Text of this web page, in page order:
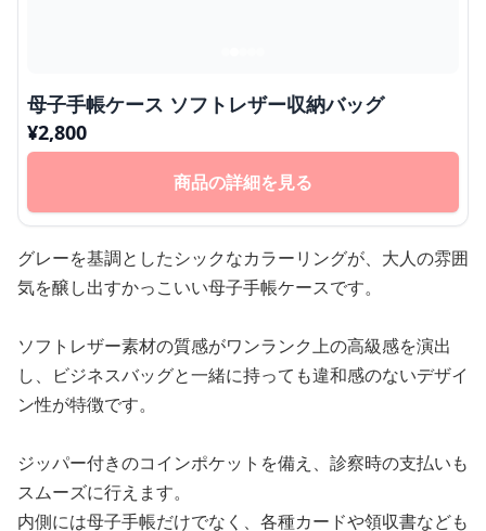
母子手帳ケース ソフトレザー収納バッグ
¥2,800
商品の詳細を見る
グレーを基調としたシックなカラーリングが、大人の雰囲
気を醸し出すかっこいい母子手帳ケースです。
ソフトレザー素材の質感がワンランク上の高級感を演出
し、ビジネスバッグと一緒に持っても違和感のないデザイ
ン性が特徴です。
ジッパー付きのコインポケットを備え、診察時の支払いも
スムーズに行えます。
内側には母子手帳だけでなく、各種カードや領収書なども